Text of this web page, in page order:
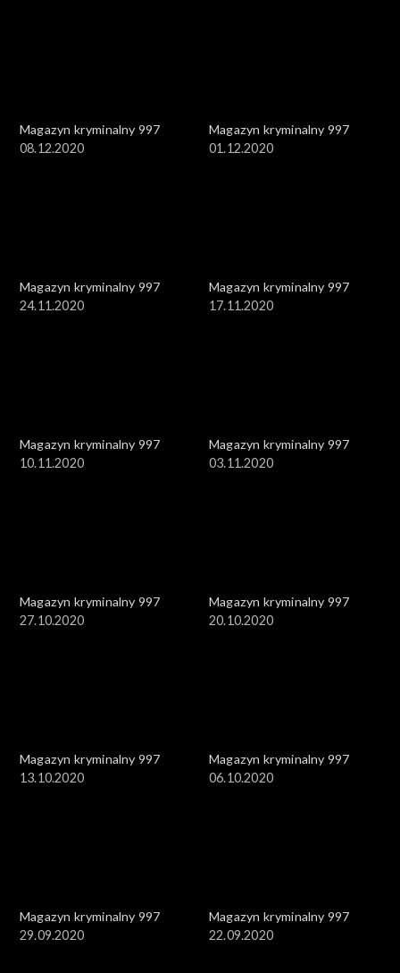
Magazyn kryminalny 997
08.12.2020
Magazyn kryminalny 997
01.12.2020
Magazyn kryminalny 997
24.11.2020
Magazyn kryminalny 997
17.11.2020
Magazyn kryminalny 997
10.11.2020
Magazyn kryminalny 997
03.11.2020
Magazyn kryminalny 997
27.10.2020
Magazyn kryminalny 997
20.10.2020
Magazyn kryminalny 997
13.10.2020
Magazyn kryminalny 997
06.10.2020
Magazyn kryminalny 997
29.09.2020
Magazyn kryminalny 997
22.09.2020